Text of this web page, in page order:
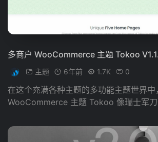
多商户 WooCommerce 主题 Tokoo
主题 6年前 1.7K 0
在这个充满各种主题的多功能主题世界中
WooCommerce 主题 Tokoo 像瑞士军